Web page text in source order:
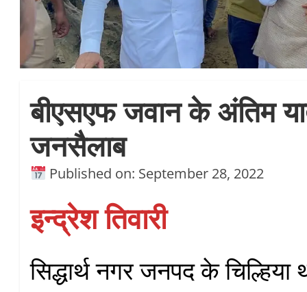
बीएसएफ जवान के अंतिम
जनसैलाब
Published on: September 28, 2022
इन्द्रेश तिवारी
सिद्धार्थ नगर जनपद के चिल्हिया